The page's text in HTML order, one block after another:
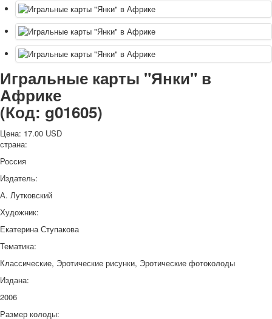
Ссылки
Наше видео
доставка
Избранное
Игральные карты "Янки" в
Африке
(Код: g01605)
Цена: 17.00 USD
страна:
Россия
Издатель:
А. Лутковский
Художник:
Екатерина Ступакова
Тематика:
Классические, Эротические рисунки, Эротические фотоколоды
Издана:
2006
Размер колоды: